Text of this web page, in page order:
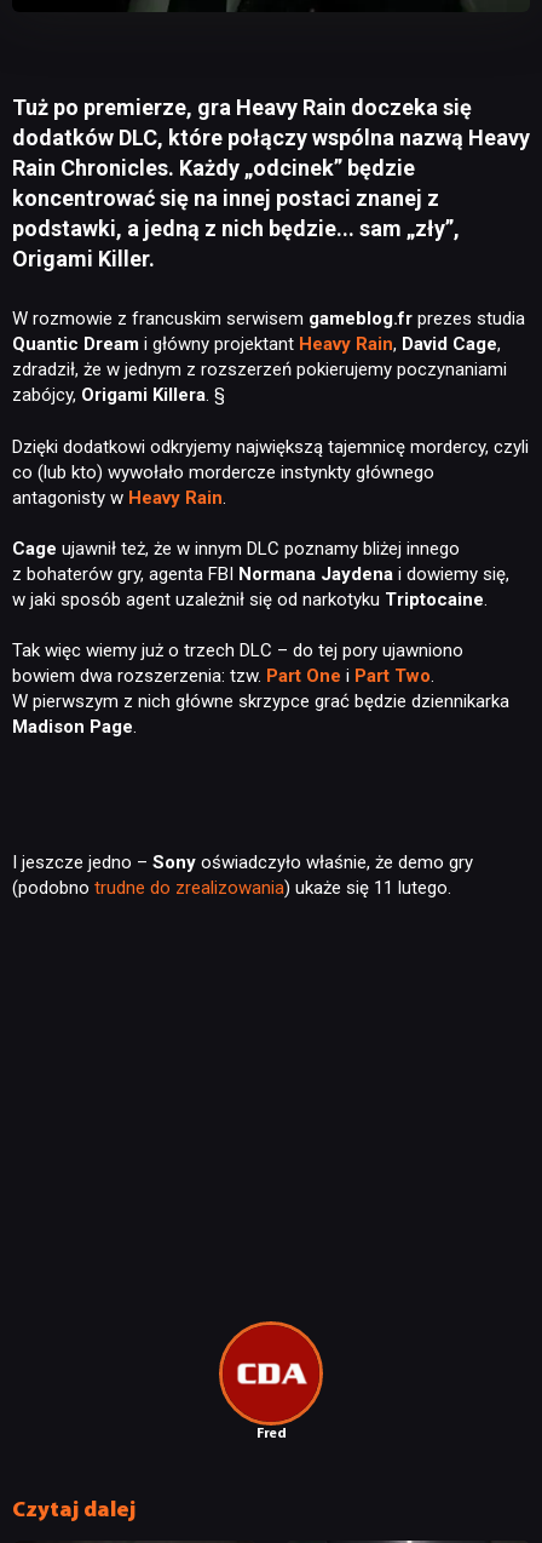
Fred
Tuż po premierze, gra Heavy Rain doczeka się
dodatków DLC, które połączy wspólna nazwą Heavy
Rain Chronicles. Każdy „odcinek” będzie
koncentrować się na innej postaci znanej z
podstawki, a jedną z nich będzie... sam „zły”,
Origami Killer.
W rozmowie z francuskim serwisem gameblog.fr prezes studia
Quantic Dream i główny projektant Heavy Rain, David Cage,
zdradził, że w jednym z rozszerzeń pokierujemy poczynaniami
zabójcy, Origami Killera. §
Dzięki dodatkowi odkryjemy największą tajemnicę mordercy, czyli
co (lub kto) wywołało mordercze instynkty głównego
antagonisty w Heavy Rain.
Cage ujawnił też, że w innym DLC poznamy bliżej innego
z bohaterów gry, agenta FBI Normana Jaydena i dowiemy się,
w jaki sposób agent uzależnił się od narkotyku Triptocaine.
Tak więc wiemy już o trzech DLC – do tej pory ujawniono
bowiem dwa rozszerzenia: tzw. Part One i Part Two.
W pierwszym z nich główne skrzypce grać będzie dziennikarka
Madison Page.
I jeszcze jedno – Sony oświadczyło właśnie, że demo gry
(podobno trudne do zrealizowania) ukaże się 11 lutego.
Czytaj dalej